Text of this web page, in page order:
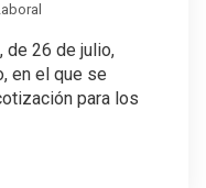
de 26 de julio,
en el que se
para los